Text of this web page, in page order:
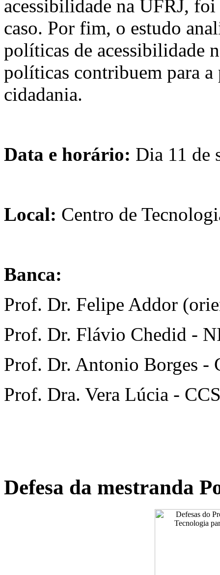
acessibilidade na UFRJ,
caso. Por fim, o estudo
políticas de acessibilidade
políticas contribuem para a
cidadania.
Data e horário: Dia 11 de
Local: Centro de
Banca:
Prof. Dr. Felipe Addor
Prof. Dr. Flávio Chedid -
Prof. Dr. Antonio Borges -
Prof. Dra. Vera Lúcia -
Defesa da mestranda